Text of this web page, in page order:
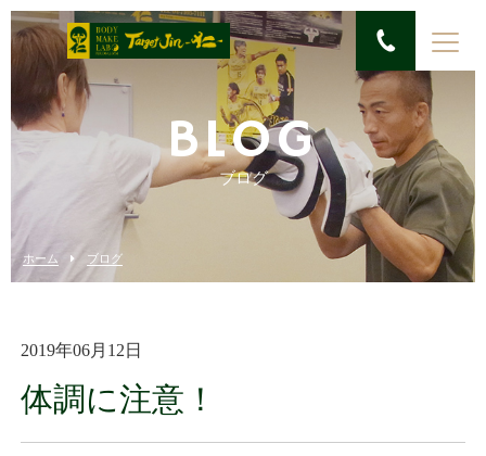
BLOG
ブログ
ホーム ブログ
2019年06月12日
体調に注意！